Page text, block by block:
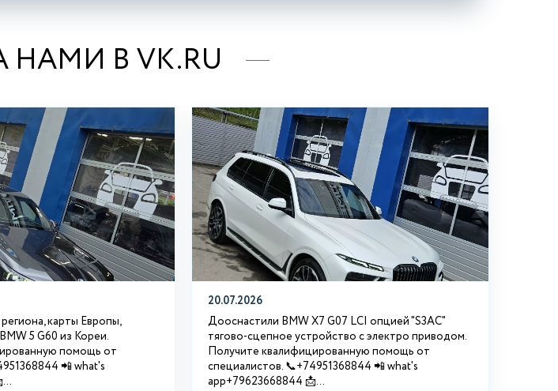
НАМИ В VK.RU
карты Европы,
5 G60 из Кореи.
помощь от
📲 what's
20.07.2026
Дооснастили BMW Х7 G07 LCI опцией "S3АС"
тягово-сцепное устройство с электро приводом.
Получите квалифицированную помощь от
специалистов. 📞+74951368844 📲 what's
app+79623668844 📩...